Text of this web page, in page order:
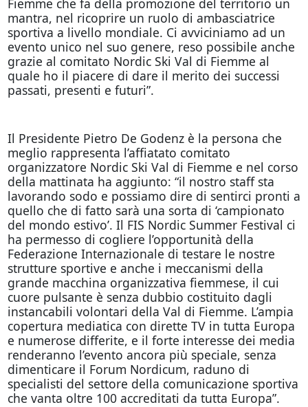
mantra, nel ricoprire un ruolo di ambasciatrice
sportiva a livello mondiale. Ci avviciniamo ad un
evento unico nel suo genere, reso possibile anche
grazie al comitato Nordic Ski Val di Fiemme al
quale ho il piacere di dare il merito dei successi
passati, presenti e futuri”.
Il Presidente Pietro De Godenz è la persona che
meglio rappresenta l’affiatato comitato
organizzatore Nordic Ski Val di Fiemme e nel corso
della mattinata ha aggiunto: “il nostro staff sta
lavorando sodo e possiamo dire di sentirci pronti a
quello che di fatto sarà una sorta di ‘campionato
del mondo estivo’. Il FIS Nordic Summer Festival ci
ha permesso di cogliere l’opportunità della
Federazione Internazionale di testare le nostre
strutture sportive e anche i meccanismi della
grande macchina organizzativa fiemmese, il cui
cuore pulsante è senza dubbio costituito dagli
instancabili volontari della Val di Fiemme. L’ampia
copertura mediatica con dirette TV in tutta Europa
e numerose differite, e il forte interesse dei media
renderanno l’evento ancora più speciale, senza
dimenticare il Forum Nordicum, raduno di
specialisti del settore della comunicazione sportiva
che vanta oltre 100 accreditati da tutta Europa”.